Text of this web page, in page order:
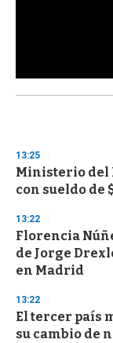
s
d
s
o
f
3
s
e
c
o
d
s
13:25
Ministerio del
con sueldo de
13:22
Florencia
de Jorge
en Madrid
13:22
El tercer país
su cambio de